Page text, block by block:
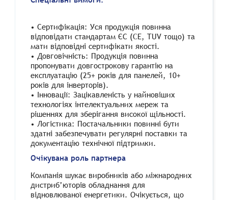
• Сертифікація: Уся продукція повинна
відповідати стандартам ЄС (CE, TUV тощо) та
мати відповідні сертифікати якості.
• Довговічність: Продукція повинна
пропонувати довгострокову гарантію на
експлуатацію (25+ років для панелей, 10+
років для інверторів).
• Інновації: Зацікавленість у найновіших
технологіях інтелектуальних мереж та
рішеннях для зберігання високої щільності.
• Логістика: Постачальники повинні бути
здатні забезпечувати регулярні поставки та
документацію технічної підтримки.
Очікувана роль партнера
Компанія шукає виробників або міжнародних
дистриб’юторів обладнання для
відновлюваної енергетики. Очікується, що